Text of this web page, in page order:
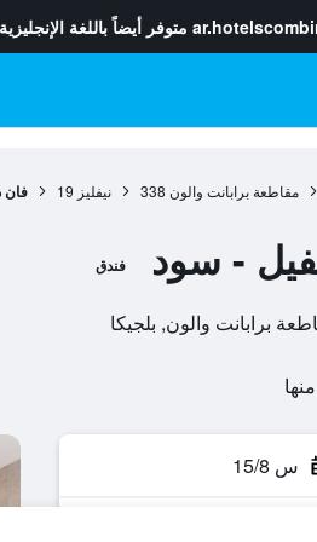
متوفر أيضاً باللغة
مقاطعة برابانت والون 338 نيفليز 19 فان
- سود فندق
س 15/8